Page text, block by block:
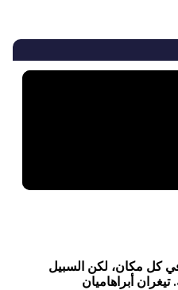
كل مكان، لكن السبيل
أبراهاميان